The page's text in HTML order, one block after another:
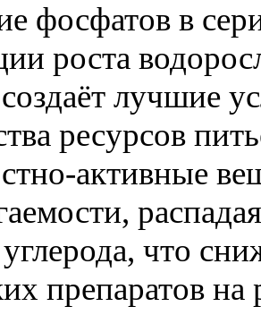
фосфатов в
роста
лучшие
ресурсов
активные
что
препаратов